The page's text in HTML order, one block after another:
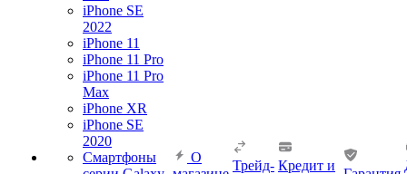
iPhone SE
2022
iPhone 11
iPhone 11 Pro
iPhone 11 Pro
Max
iPhone XR
iPhone SE
2020
Смартфоны
О
Трейд- Кредит и